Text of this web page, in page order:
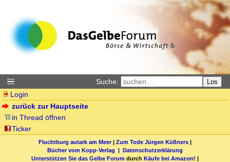
Suche: Los
Login
zurück zur Hauptseite
in Thread öffnen
Ticker
Fluchtburg autark am Meer| Zum Tode Jürgen Küßners |
Bücher vom Kopp-Verlag | Datenschutzerklärung
Unterstützen Sie das Gelbe Forum durch Käufe bei Amazon! |